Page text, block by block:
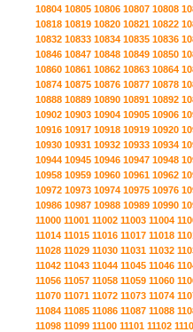
10804 10805 10806 10807 10808
10818 10819 10820 10821 10822
10832 10833 10834 10835 10836
10846 10847 10848 10849 10850
10860 10861 10862 10863 10864
10874 10875 10876 10877 10878
10888 10889 10890 10891 10892
10902 10903 10904 10905 10906
10916 10917 10918 10919 10920
10930 10931 10932 10933 10934
10944 10945 10946 10947 10948
10958 10959 10960 10961 10962
10972 10973 10974 10975 10976
10986 10987 10988 10989 10990
11000 11001 11002 11003 11004
11014 11015 11016 11017 11018
11028 11029 11030 11031 11032
11042 11043 11044 11045 11046
11056 11057 11058 11059 11060
11070 11071 11072 11073 11074
11084 11085 11086 11087 11088
11098 11099 11100 11101 11102